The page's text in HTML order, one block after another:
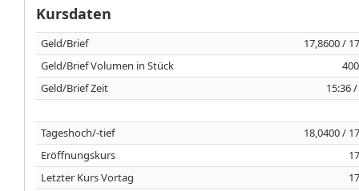
Kursdaten
Geld/Brief
17,8600 /
Geld/Brief Volumen in Stück
Geld/Brief Zeit
15:36
Tageshoch/-tief
18,0400 /
Eröffnungskurs
Letzter Kurs Vortag